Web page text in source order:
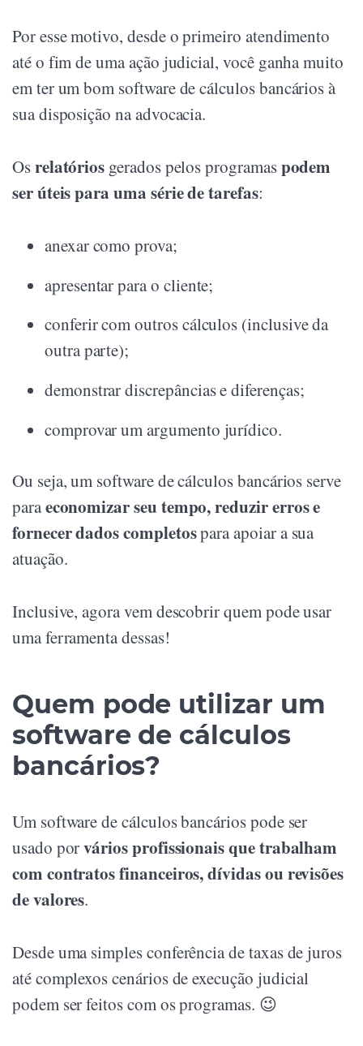
Por esse motivo, desde o primeiro atendimento
até o fim de uma ação judicial, você ganha muito
em ter um bom software de cálculos bancários à
sua disposição na advocacia.
Osrelatórios gerados pelos programaspodem
ser úteis para uma série de tarefas:
anexar como prova;
apresentar para o cliente;
conferir com outros cálculos (inclusive da
outra parte);
demonstrar discrepâncias e diferenças;
comprovar um argumento jurídico.
Ou seja, um software de cálculos bancários serve
paraeconomizar seu tempo, reduzir erros e
fornecer dados completospara apoiar a sua
atuação.
Inclusive, agora vem descobrir quem pode usar
uma ferramenta dessas!
Quem pode utilizar um
software de cálculos
bancários?
Um software de cálculos bancários pode ser
usado porvários profissionais que trabalham
com contratos financeiros, dívidas ou revisões
de valores.
Desde uma simples conferência de taxas de juros
até complexos cenários de execução judicial
podem ser feitos com os programas. 😉